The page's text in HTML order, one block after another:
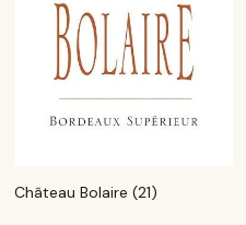
Château Bolaire (21)